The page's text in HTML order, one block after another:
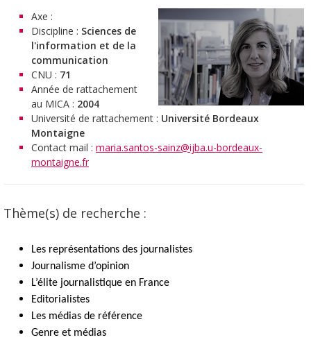
Axe :
Discipline : Sciences de
l'information et de la
communication
CNU : 71
Année de rattachement
au MICA : 2004
Université de rattachement : Université Bordeaux
Montaigne
Contact mail : maria.santos-sainz@ijba.u-bordeaux-
montaigne.fr
Thème(s) de recherche :
Les représentations des journalistes
Journalisme d’opinion
L’élite journalistique en France
Editorialistes
Les médias de référence
Genre et médias